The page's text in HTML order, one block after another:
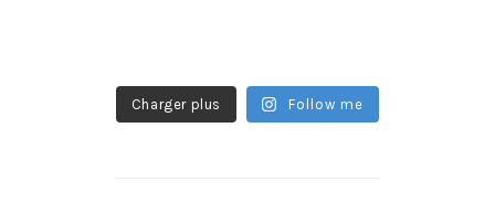
Charger plus Follow me